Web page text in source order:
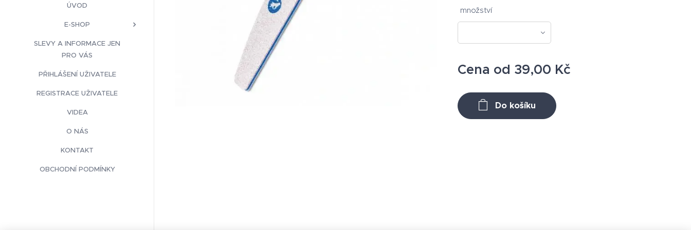
ÚVOD
E-SHOP
SLEVY A INFORMACE JEN
PRO VÁS
PŘIHLÁŠENÍ UŽIVATELE
REGISTRACE UŽIVATELE
VIDEA
O NÁS
KONTAKT
OBCHODNÍ PODMÍNKY
množství
Cena od 39,00 Kč
Do košíku